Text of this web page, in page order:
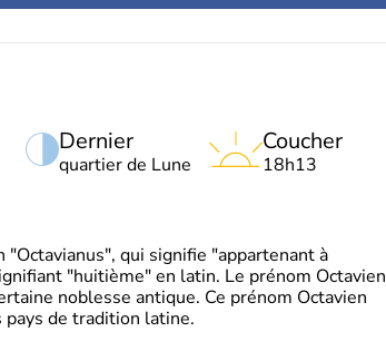
Dernier
quartier de Lune
Coucher
18h13
qui signifie "appartenant à
"huitième" en latin. Le prénom Octavien
noblesse antique. Ce prénom Octavien
de tradition latine.